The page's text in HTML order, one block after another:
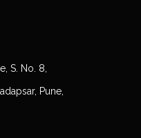
S. No. 8,
Pune,